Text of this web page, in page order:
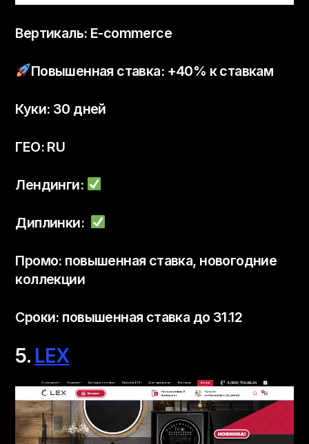
Вертикаль: E-commerce
Повышенная ставка: +40% к ставкам
Куки: 30 дней
ГЕО: RU
Лендинги:
Диплинки:
Промо: повышенная ставка, новогодние
коллекции
Сроки: повышенная ставка до 31.12
5. LEX